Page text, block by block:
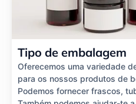
Tipo de embalagem
Oferecemos uma variedade
para os nossos produtos de
Podemos fornecer frascos,